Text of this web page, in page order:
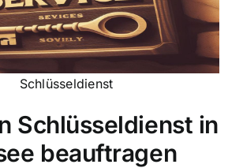
Schlüsseldienst
Schlüsseldienst in
beauftragen